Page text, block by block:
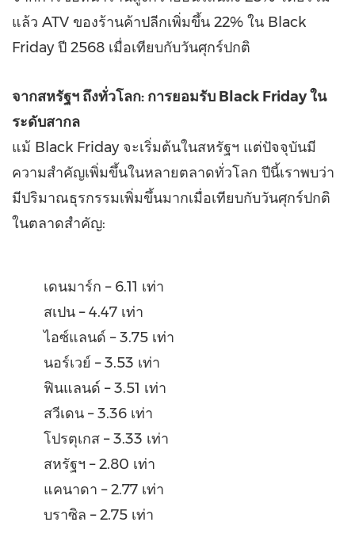
แล้ว ATV ของร้านค้าปลีกเพิ่มขึ้น 22% ใน Black
Friday ปี 2568 เมื่อเทียบกับวันศุกร์ปกติ
จากสหรัฐฯ ถึงทั่วโลก: การยอมรับ Black Friday ใน
ระดับสากล
แม้ Black Friday จะเริ่มต้นในสหรัฐฯ แต่ปัจจุบันมี
ความสำคัญเพิ่มขึ้นในหลายตลาดทั่วโลก ปีนี้เราพบว่า
มีปริมาณธุรกรรมเพิ่มขึ้นมากเมื่อเทียบกับวันศุกร์ปกติ
ในตลาดสำคัญ:
เดนมาร์ก – 6.11 เท่า
สเปน – 4.47 เท่า
ไอซ์แลนด์ – 3.75 เท่า
นอร์เวย์ – 3.53 เท่า
ฟินแลนด์ – 3.51 เท่า
สวีเดน – 3.36 เท่า
โปรตุเกส – 3.33 เท่า
สหรัฐฯ – 2.80 เท่า
แคนาดา – 2.77 เท่า
บราซิล – 2.75 เท่า